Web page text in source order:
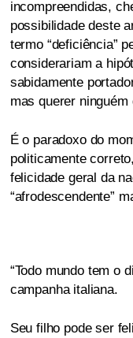
incompreendidas,
possibilidade deste
termo “deficiência”
considerariam a
sabidamente
mas querer ninguém
É o paradoxo do
politicamente
felicidade geral da
“afrodescendente”
“Todo mundo tem o
campanha italiana.
Seu filho pode ser